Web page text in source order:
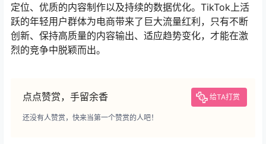
定位、优质的内容制作以及持续的数据优化。TikTok上活
跃的年轻用户群体为电商带来了巨大流量红利，只有不断
创新、保持高质量的内容输出、适应趋势变化，才能在激
烈的竞争中脱颖而出。
点点赞赏，手留余香 给TA打赏
还没有人赞赏，快来当第一个赞赏的人吧！